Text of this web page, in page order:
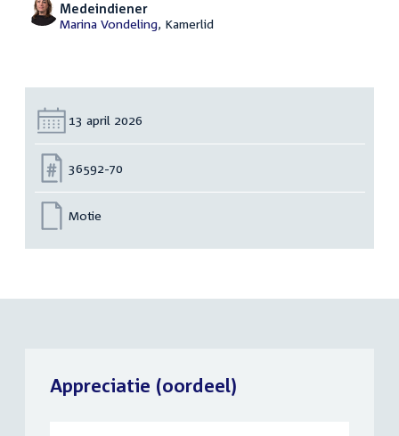
Medeindiener
Marina Vondeling, Kamerlid
Datum:
13 april 2026
Nummer:
36592-70
Motie
Appreciatie (oordeel)